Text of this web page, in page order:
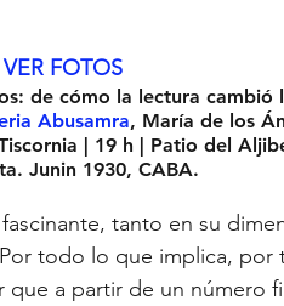
VER FOTOS
de cómo la lectura cambió
Abusamra, María de los
| 19 h | Patio del
Junin 1930, CABA.
tanto en su
todo lo que implica, por
que a partir de un número